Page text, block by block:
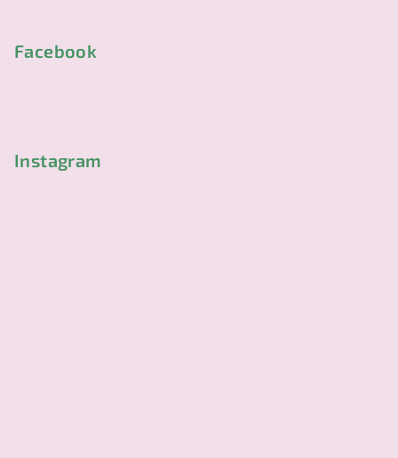
Facebook
Instagram